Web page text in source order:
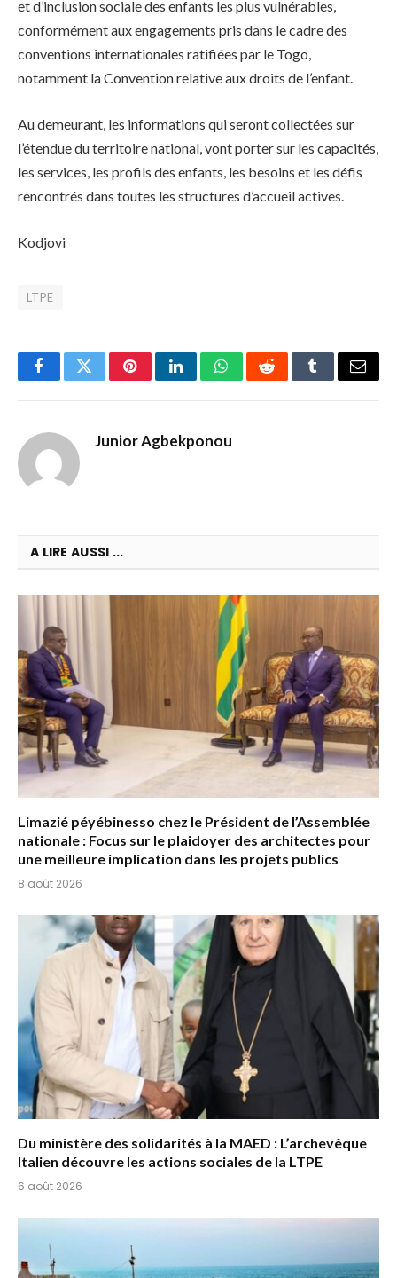
et d’inclusion sociale des enfants les plus vulnérables,
conformément aux engagements pris dans le cadre des
conventions internationales ratifiées par le Togo,
notamment la Convention relative aux droits de l’enfant.
Au demeurant, les informations qui seront collectées sur
l’étendue du territoire national, vont porter sur les capacités,
les services, les profils des enfants, les besoins et les défis
rencontrés dans toutes les structures d’accueil actives.
Kodjovi
LTPE
FacebookTwitterPinterestLinkedInWhatsAppRedditTumblrEmail
Junior Agbekponou
A LIRE AUSSI ...
Limazié péyébinesso chez le Président de l’Assemblée
nationale : Focus sur le plaidoyer des architectes pour
une meilleure implication dans les projets publics
8 août 2026
Du ministère des solidarités à la MAED : L’archevêque
Italien découvre les actions sociales de la LTPE
6 août 2026